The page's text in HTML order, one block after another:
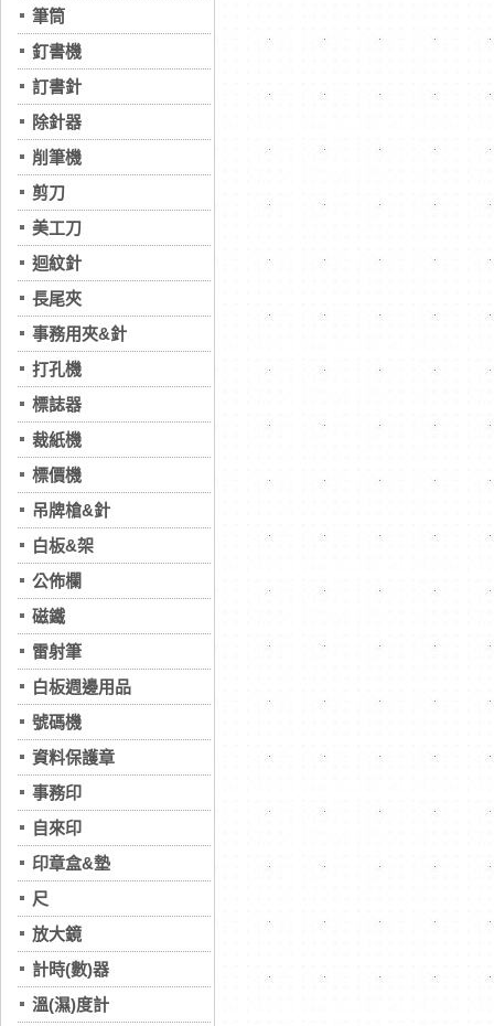
筆筒
釘書機
訂書針
除針器
削筆機
剪刀
美工刀
迴紋針
長尾夾
事務用夾&針
打孔機
標誌器
裁紙機
標價機
吊牌槍&針
白板&架
公佈欄
磁鐵
雷射筆
白板週邊用品
號碼機
資料保護章
事務印
自來印
印章盒&墊
尺
放大鏡
計時(數)器
溫(濕)度計